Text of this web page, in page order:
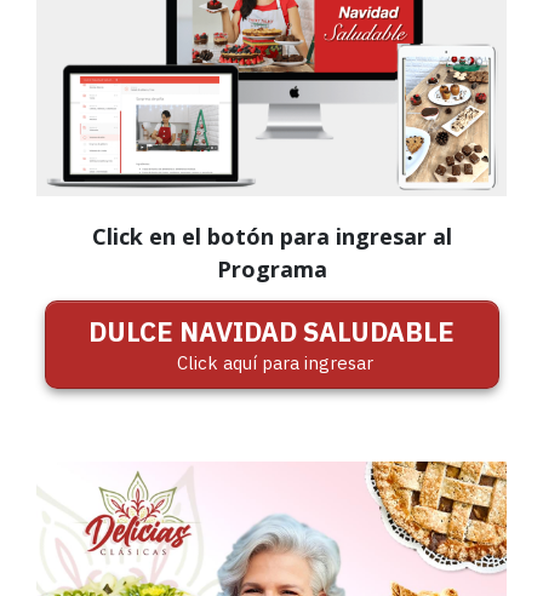
Click en el botón para ingresar al
Programa
DULCE NAVIDAD SALUDABLE
Click aquí para ingresar